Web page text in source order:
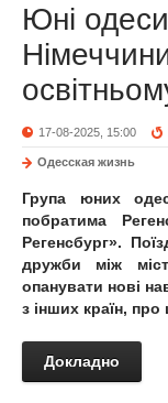
Юні
17-08-2025, 15:00
Одесская жизнь
Група юних
побратима
Регенсбург».
дружби між
опанувати нові
з інших країн,
Докладно